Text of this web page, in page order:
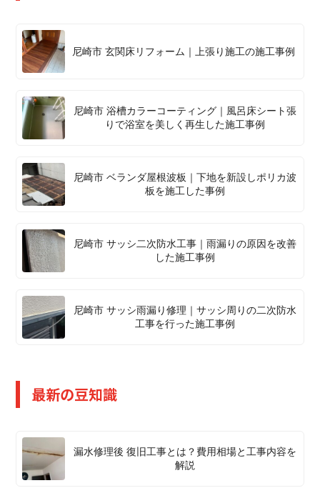
尼崎市 玄関床リフォーム｜上張り施工の施工事例
尼崎市 浴槽カラーコーティング｜風呂床シート張
りで浴室を美しく再生した施工事例
尼崎市 ベランダ屋根波板｜下地を新設しポリカ波
板を施工した事例
尼崎市 サッシ二次防水工事｜雨漏りの原因を改善
した施工事例
尼崎市 サッシ雨漏り修理｜サッシ周りの二次防水
工事を行った施工事例
最新の豆知識
漏水修理後 復旧工事とは？費用相場と工事内容を
解説